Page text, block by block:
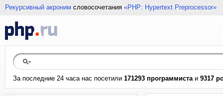
Рекурсивный акроним словосочетания «PHP: Hypertext Preprocessor»
За последние 24 часа нас посетили 171293 программистаи 9317